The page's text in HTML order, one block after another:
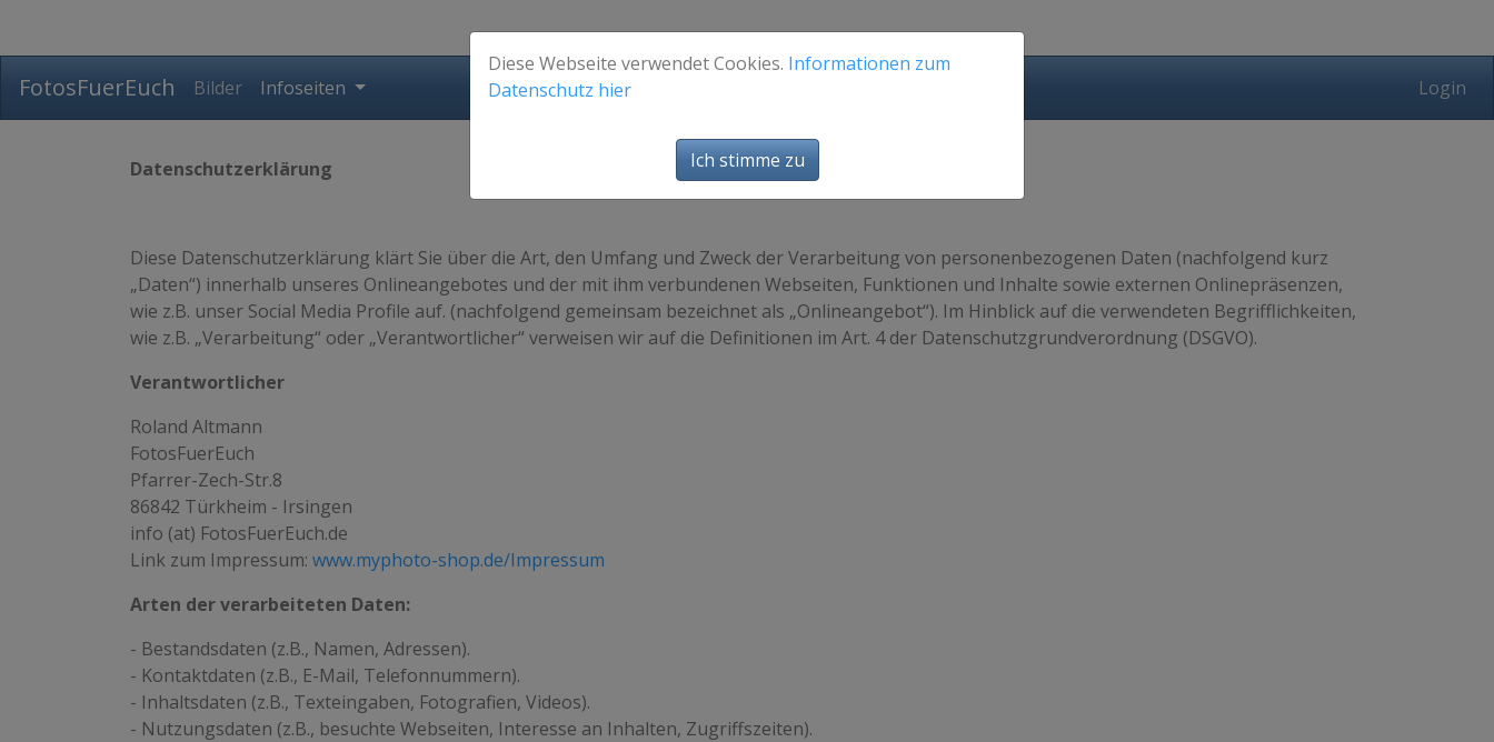
FotosFuerEuch Bilder Infoseiten Login
Datenschutzerklärung
Diese Datenschutzerklärung klärt Sie über die Art, den Umfang und Zweck der Verarbeitung von personenbezogenen Daten (nachfolgend kurz
„Daten“) innerhalb unseres Onlineangebotes und der mit ihm verbundenen Webseiten, Funktionen und Inhalte sowie externen Onlinepräsenzen,
wie z.B. unser Social Media Profile auf. (nachfolgend gemeinsam bezeichnet als „Onlineangebot“). Im Hinblick auf die verwendeten Begrifflichkeiten,
wie z.B. „Verarbeitung“ oder „Verantwortlicher“ verweisen wir auf die Definitionen im Art. 4 der Datenschutzgrundverordnung (DSGVO).
Verantwortlicher
Roland Altmann
FotosFuerEuch
Pfarrer-Zech-Str.8
86842 Türkheim - Irsingen
info (at) FotosFuerEuch.de
Link zum Impressum: www.myphoto-shop.de/Impressum
Arten der verarbeiteten Daten:
- Bestandsdaten (z.B., Namen, Adressen).
- Kontaktdaten (z.B., E-Mail, Telefonnummern).
- Inhaltsdaten (z.B., Texteingaben, Fotografien, Videos).
- Nutzungsdaten (z.B., besuchte Webseiten, Interesse an Inhalten, Zugriffszeiten).
Diese Webseite verwendet Cookies. Informationen zum
Datenschutz hier
Ich stimme zu